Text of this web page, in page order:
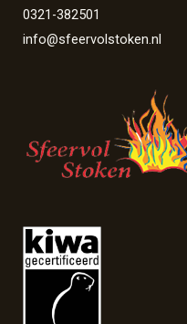
0321-382501
info@sfeervolstoken.nl